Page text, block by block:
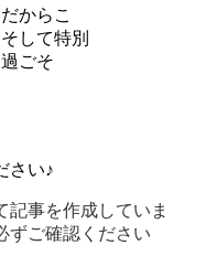
からこ
して特別
ごそ
さい♪
記事を作成していま
ずご確認ください